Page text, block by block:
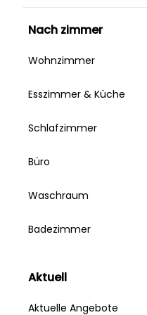
nach zimmer
Wohnzimmer
Esszimmer & Küche
Schlafzimmer
Büro
Waschraum
Badezimmer
aktuell
Aktuelle Angebote